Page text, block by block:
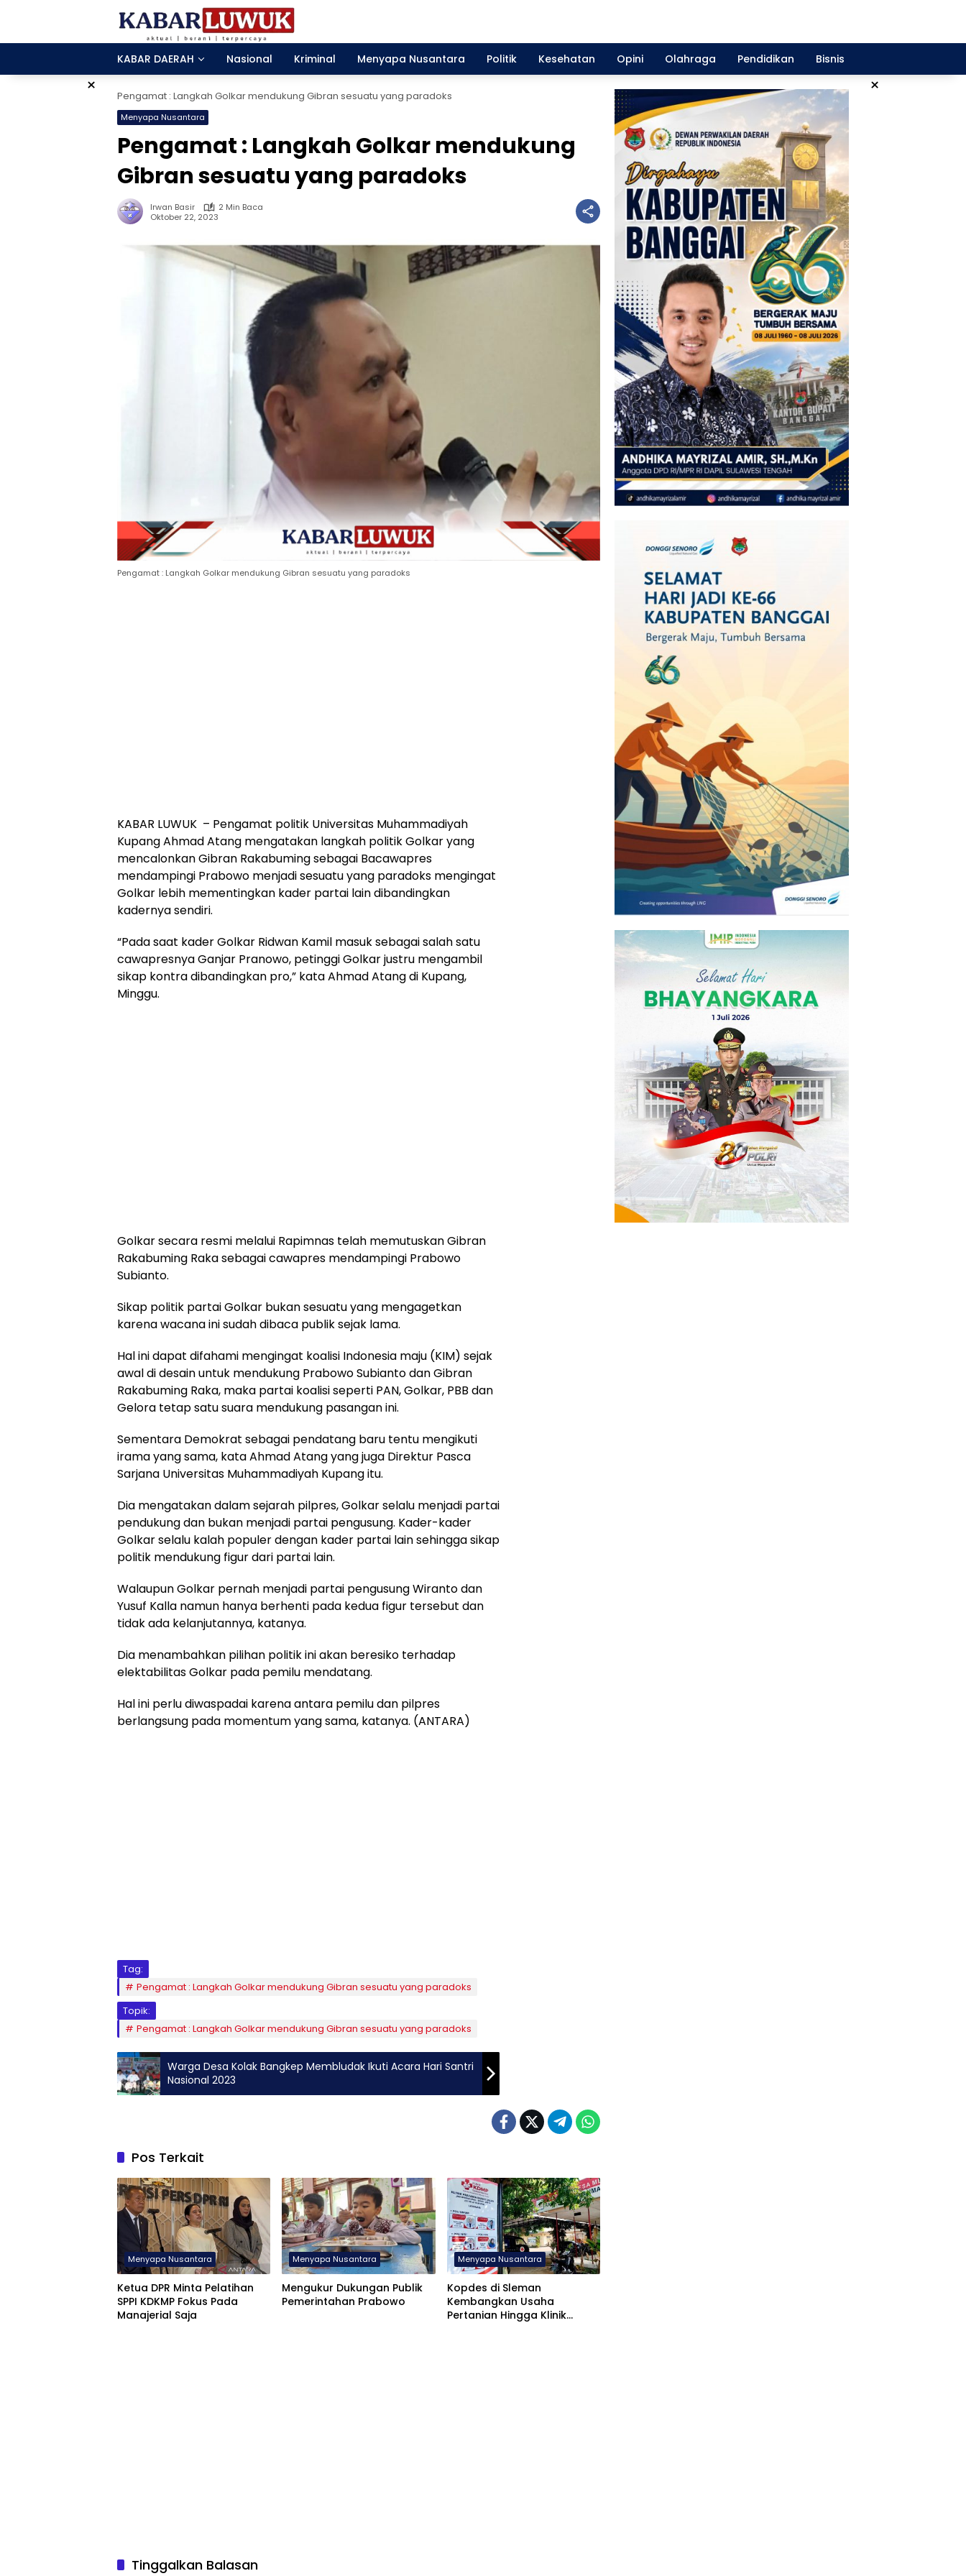
KABAR DAERAH
Nasional Kriminal Menyapa Nusantara Politik Kesehatan Opini Olahraga Pendidikan Bisnis
× ×
Pengamat : Langkah Golkar mendukung Gibran sesuatu yang paradoks
Menyapa Nusantara
Pengamat : Langkah Golkar mendukung
Gibran sesuatu yang paradoks
Irwan Basir
2 Min Baca
Oktober 22, 2023
Pengamat : Langkah Golkar mendukung Gibran sesuatu yang paradoks
KABAR LUWUK – Pengamat politik Universitas Muhammadiyah
Kupang Ahmad Atang mengatakan langkah politik Golkar yang
mencalonkan Gibran Rakabuming sebagai Bacawapres
mendampingi Prabowo menjadi sesuatu yang paradoks mengingat
Golkar lebih mementingkan kader partai lain dibandingkan
kadernya sendiri.
“Pada saat kader Golkar Ridwan Kamil masuk sebagai salah satu
cawapresnya Ganjar Pranowo, petinggi Golkar justru mengambil
sikap kontra dibandingkan pro,” kata Ahmad Atang di Kupang,
Minggu.
Golkar secara resmi melalui Rapimnas telah memutuskan Gibran
Rakabuming Raka sebagai cawapres mendampingi Prabowo
Subianto.
Sikap politik partai Golkar bukan sesuatu yang mengagetkan
karena wacana ini sudah dibaca publik sejak lama.
Hal ini dapat difahami mengingat koalisi Indonesia maju (KIM) sejak
awal di desain untuk mendukung Prabowo Subianto dan Gibran
Rakabuming Raka, maka partai koalisi seperti PAN, Golkar, PBB dan
Gelora tetap satu suara mendukung pasangan ini.
Sementara Demokrat sebagai pendatang baru tentu mengikuti
irama yang sama, kata Ahmad Atang yang juga Direktur Pasca
Sarjana Universitas Muhammadiyah Kupang itu.
Dia mengatakan dalam sejarah pilpres, Golkar selalu menjadi partai
pendukung dan bukan menjadi partai pengusung. Kader-kader
Golkar selalu kalah populer dengan kader partai lain sehingga sikap
politik mendukung figur dari partai lain.
Walaupun Golkar pernah menjadi partai pengusung Wiranto dan
Yusuf Kalla namun hanya berhenti pada kedua figur tersebut dan
tidak ada kelanjutannya, katanya.
Dia menambahkan pilihan politik ini akan beresiko terhadap
elektabilitas Golkar pada pemilu mendatang.
Hal ini perlu diwaspadai karena antara pemilu dan pilpres
berlangsung pada momentum yang sama, katanya. (ANTARA)
Tag:
Pengamat : Langkah Golkar mendukung Gibran sesuatu yang paradoks
Topik:
Pengamat : Langkah Golkar mendukung Gibran sesuatu yang paradoks
Warga Desa Kolak Bangkep Membludak Ikuti Acara Hari Santri
Nasional 2023
Pos Terkait
Menyapa Nusantara
Ketua DPR Minta Pelatihan
SPPI KDKMP Fokus Pada
Manajerial Saja
Menyapa Nusantara
Mengukur Dukungan Publik
Pemerintahan Prabowo
Menyapa Nusantara
Kopdes di Sleman
Kembangkan Usaha
Pertanian Hingga Klinik
Tinggalkan Balasan